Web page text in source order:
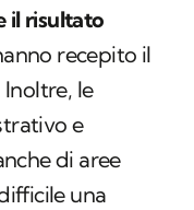
il risultato
recepito il
le
e
di aree
una